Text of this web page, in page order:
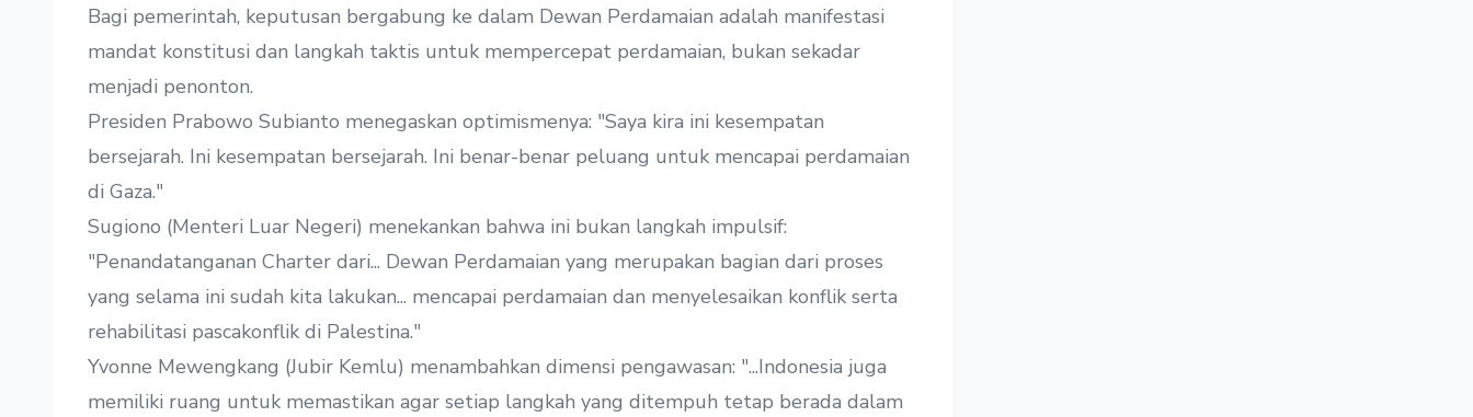
Bagi pemerintah, keputusan bergabung ke dalam Dewan Perdamaian adalah manifestasi
mandat konstitusi dan langkah taktis untuk mempercepat perdamaian, bukan sekadar
menjadi penonton.
Presiden Prabowo Subianto menegaskan optimismenya: "Saya kira ini kesempatan
bersejarah. Ini kesempatan bersejarah. Ini benar-benar peluang untuk mencapai perdamaian
di Gaza."
Sugiono (Menteri Luar Negeri) menekankan bahwa ini bukan langkah impulsif:
"Penandatanganan Charter dari... Dewan Perdamaian yang merupakan bagian dari proses
yang selama ini sudah kita lakukan... mencapai perdamaian dan menyelesaikan konflik serta
rehabilitasi pascakonflik di Palestina."
Yvonne Mewengkang (Jubir Kemlu) menambahkan dimensi pengawasan: "...Indonesia juga
memiliki ruang untuk memastikan agar setiap langkah yang ditempuh tetap berada dalam